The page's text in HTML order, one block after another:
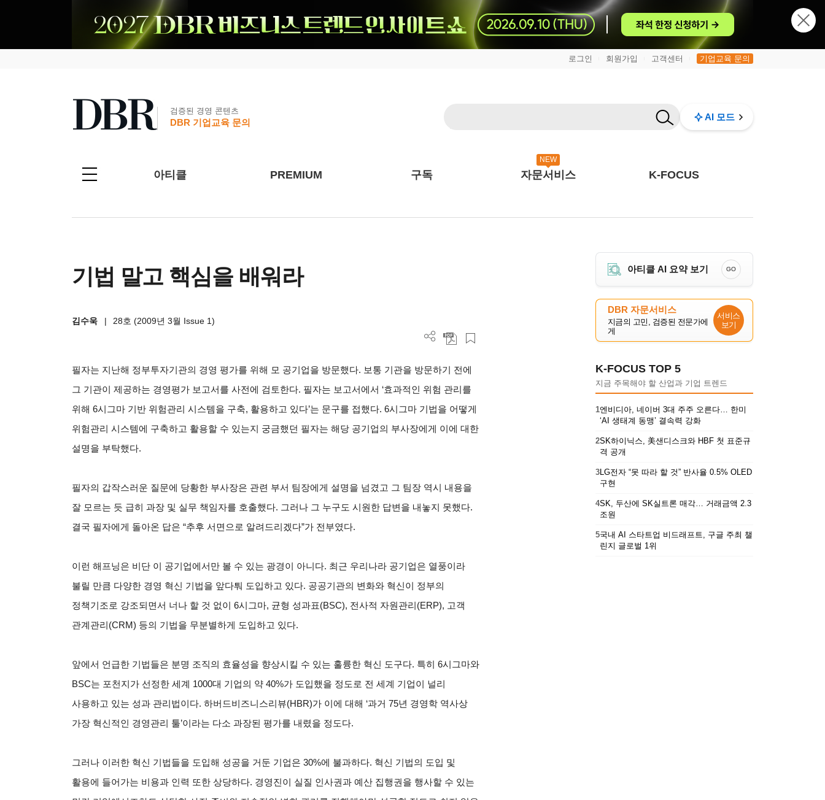
로그인 회원가입 고객센터 기업교육 문의
검증된 경영 콘텐츠
DBR 기업교육 문의
AI 모드
아티클 PREMIUM 구독
NEW
자문서비스 K-FOCUS
기법 말고 핵심을 배워라
김수욱 | 28호 (2009년 3월 Issue 1)
필자는 지난해 정부투자기관의 경영 평가를 위해 모 공기업을 방문했다. 보통 기관을 방문하기 전에
그 기관이 제공하는 경영평가 보고서를 사전에 검토한다. 필자는 보고서에서 ‘효과적인 위험 관리를
위해 6시그마 기반 위험관리 시스템을 구축, 활용하고 있다’는 문구를 접했다. 6시그마 기법을 어떻게
위험관리 시스템에 구축하고 활용할 수 있는지 궁금했던 필자는 해당 공기업의 부사장에게 이에 대한
설명을 부탁했다.
필자의 갑작스러운 질문에 당황한 부사장은 관련 부서 팀장에게 설명을 넘겼고 그 팀장 역시 내용을
잘 모르는 듯 급히 과장 및 실무 책임자를 호출했다. 그러나 그 누구도 시원한 답변을 내놓지 못했다.
결국 필자에게 돌아온 답은 “추후 서면으로 알려드리겠다”가 전부였다.
이런 해프닝은 비단 이 공기업에서만 볼 수 있는 광경이 아니다. 최근 우리나라 공기업은 열풍이라
불릴 만큼 다양한 경영 혁신 기법을 앞다퉈 도입하고 있다. 공공기관의 변화와 혁신이 정부의
정책기조로 강조되면서 너나 할 것 없이 6시그마, 균형 성과표(BSC), 전사적 자원관리(ERP), 고객
관계관리(CRM) 등의 기법을 무분별하게 도입하고 있다.
앞에서 언급한 기법들은 분명 조직의 효율성을 향상시킬 수 있는 훌륭한 혁신 도구다. 특히 6시그마와
BSC는 포천지가 선정한 세계 1000대 기업의 약 40%가 도입했을 정도로 전 세계 기업이 널리
사용하고 있는 성과 관리법이다. 하버드비즈니스리뷰(HBR)가 이에 대해 ‘과거 75년 경영학 역사상
가장 혁신적인 경영관리 툴’이라는 다소 과장된 평가를 내렸을 정도다.
그러나 이러한 혁신 기법들을 도입해 성공을 거둔 기업은 30%에 불과하다. 혁신 기법의 도입 및
활용에 들어가는 비용과 인력 또한 상당하다. 경영진이 실질 인사권과 예산 집행권을 행사할 수 있는
아티클 AI 요약 보기 GO
DBR 자문서비스
지금의 고민, 검증된 전문가에
게
서비스
보기
K-FOCUS TOP 5
지금 주목해야 할 산업과 기업 트렌드
1엔비디아, 네이버 3대 주주 오른다… 한미
‘AI 생태계 동맹’ 결속력 강화
2SK하이닉스, 美샌디스크와 HBF 첫 표준규
격 공개
3LG전자 “못 따라 할 것” 반사율 0.5% OLED
구현
4SK, 두산에 SK실트론 매각… 거래금액 2.3
조원
5국내 AI 스타트업 비드래프트, 구글 주최 챌
린지 글로벌 1위